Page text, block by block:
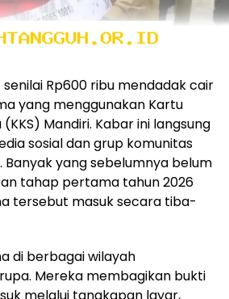
senilai Rp600 ribu mendadak cair
yang menggunakan Kartu
Mandiri. Kabar ini langsung
sosial dan grup komunitas
yang sebelumnya belum
tahap pertama tahun 2026
tersebut masuk secara tiba-
di berbagai wilayah
Mereka membagikan bukti
melalui tangkapan layar,